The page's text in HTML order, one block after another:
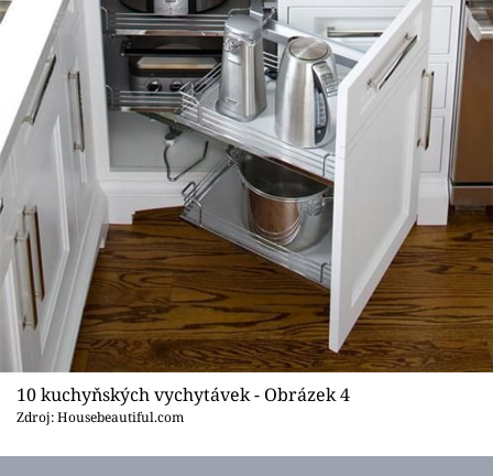
10 kuchyňských vychytávek - Obrázek 4
Zdroj: Housebeautiful.com